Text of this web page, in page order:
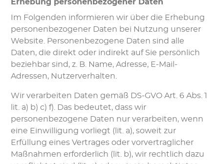
Erhebung personenbezogener Daten
Im Folgenden informieren wir über die Erhebung
personenbezogener Daten bei Nutzung unserer
Website. Personenbezogene Daten sind alle
Daten, die direkt oder indirekt auf Sie persönlich
beziehbar sind, z. B. Name, Adresse, E-Mail-
Adressen, Nutzerverhalten.
Wir verarbeiten Daten gemäß DS-GVO Art. 6 Abs. 1
lit. a) b) c) f). Das bedeutet, dass wir
personenbezogene Daten nur verarbeiten, wenn
eine Einwilligung vorliegt (lit. a), soweit zur
Erfüllung eines Vertrages oder vorvertraglicher
Maßnahmen erforderlich (lit. b), wir rechtlich dazu